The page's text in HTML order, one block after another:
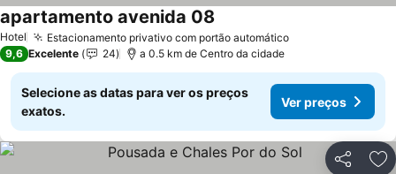
Hotel Estacionamento privativo com portão automático
apartamento avenida 08
9,6 Excelente 24 a 0.5 km de Centro da cidade
Selecione as datas para ver os preços
exatos.
Ver preços
Partilhar